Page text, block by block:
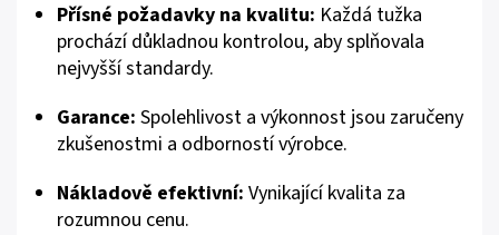
Přísné požadavky na kvalitu: Každá tužka
prochází důkladnou kontrolou, aby splňovala
nejvyšší standardy.
Garance: Spolehlivost a výkonnost jsou zaručeny
zkušenostmi a odborností výrobce.
Nákladově efektivní: Vynikající kvalita za
rozumnou cenu.